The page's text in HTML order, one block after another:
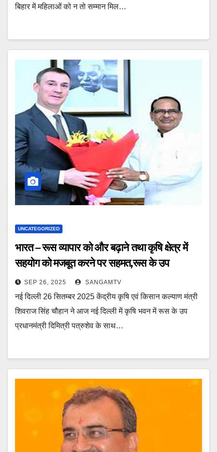
बिहार में महिलाओं को न तो सम्मान मिल…
UNCATEGORIZED
भारत – रूस व्यापार को और बढ़ाने तथा कृषि क्षेत्र में
सहयोग को मजबूत करने पर सहमत,रूस के उप
प्रधानमंत्री दिमित्री पात्रुशेव ने केंद्रीय कृषि मंत्री
शिवराज सिंह चौहान से मुलाकात की
SEP 26, 2025 SANGAMTV
नई दिल्ली 26 सितम्बर 2025 केंद्रीय कृषि एवं किसान कल्याण मंत्री
शिवराज सिंह चौहान ने आज नई दिल्ली में कृषि भवन में रूस के उप
प्रधानमंत्री दिमित्री पत्रुशेव के साथ…